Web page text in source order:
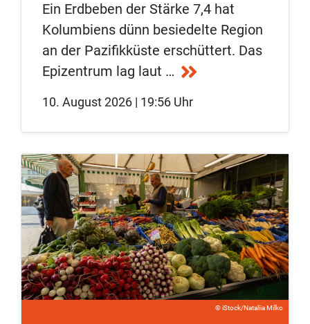
Ein Erdbeben der Stärke 7,4 hat
Kolumbiens dünn besiedelte Region
an der Pazifikküste erschüttert. Das
Epizentrum lag laut …
10. August 2026 | 19:56 Uhr
iStock/Nataliia Milko